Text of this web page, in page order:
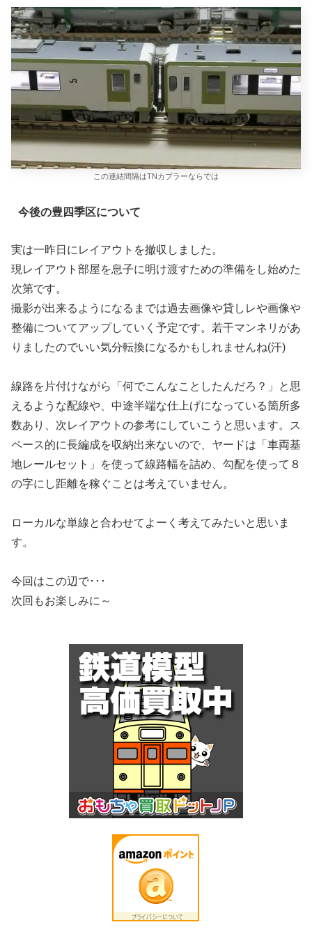
この連結間隔はTNカプラーならでは
今後の豊四季区について
実は一昨日にレイアウトを撤収しました。
現レイアウト部屋を息子に明け渡すための準備をし始めた
次第です。
撮影が出来るようになるまでは過去画像や貸しレや画像や
整備についてアップしていく予定です。若干マンネリがあ
りましたのでいい気分転換になるかもしれませんね(汗)
線路を片付けながら「何でこんなことしたんだろ？」と思
えるような配線や、中途半端な仕上げになっている箇所多
数あり、次レイアウトの参考にしていこうと思います。ス
ペース的に長編成を収納出来ないので、ヤードは「車両基
地レールセット」を使って線路幅を詰め、勾配を使って８
の字にし距離を稼ぐことは考えていません。
ローカルな単線と合わせてよーく考えてみたいと思いま
す。
今回はこの辺で･･･
次回もお楽しみに～